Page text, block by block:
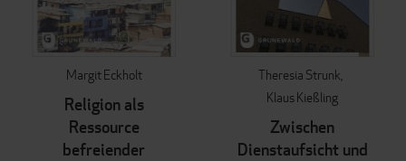
Margit Eckholt
Religion als
Ressource
befreiender
Theresia Strunk
Klaus Kießling
Zwischen
Dienstaufsicht und